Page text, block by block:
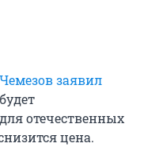
заявил
отечественных
цена.